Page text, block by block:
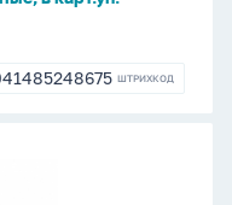
ШТРИХКОД